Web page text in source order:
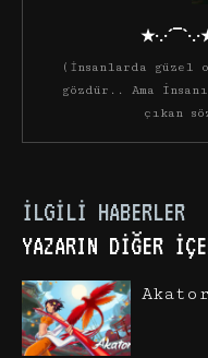
(İnsanlarda güzel
gözdür.. Ama
çıkan
İLGILI HABERLER
YAZARIN DIĞER